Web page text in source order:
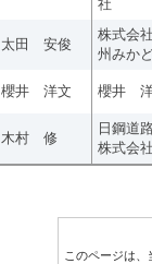
社
太田 安俊
株式会
州みか
櫻井 洋文 櫻井
木村 修
日鋼道
株式会社
このページは、